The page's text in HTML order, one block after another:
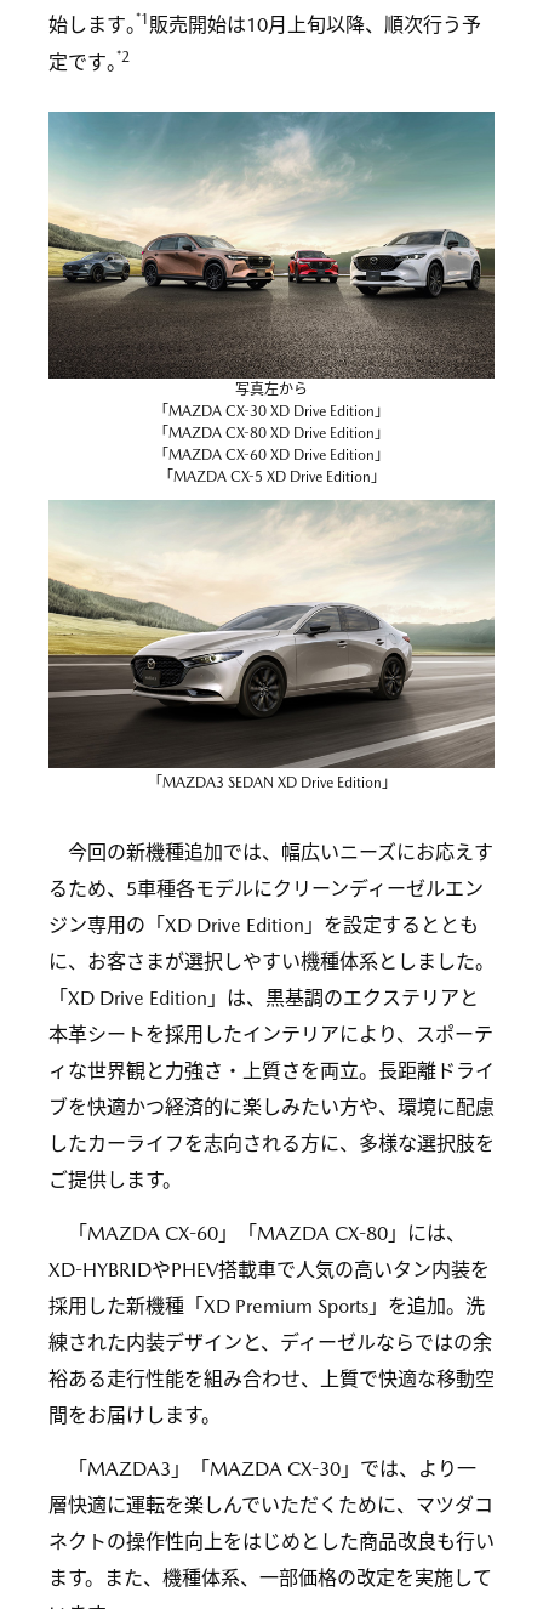
始します。*1 販売開始は10月上旬以降、順次行う予
定です。*2
写真左から
「MAZDA CX-30 XD Drive Edition」
「MAZDA CX-80 XD Drive Edition」
「MAZDA CX-60 XD Drive Edition」
「MAZDA CX-5 XD Drive Edition」
「MAZDA3 SEDAN XD Drive Edition」
今回の新機種追加では、幅広いニーズにお応えす
るため、5車種各モデルにクリーンディーゼルエン
ジン専用の「XD Drive Edition」を設定するととも
に、お客さまが選択しやすい機種体系としました。
「XD Drive Edition」は、黒基調のエクステリアと
本革シートを採用したインテリアにより、スポーテ
ィな世界観と力強さ・上質さを両立。長距離ドライ
ブを快適かつ経済的に楽しみたい方や、環境に配慮
したカーライフを志向される方に、多様な選択肢を
ご提供します。
「MAZDA CX-60」「MAZDA CX-80」には、
XD-HYBRIDやPHEV搭載車で人気の高いタン内装を
採用した新機種「XD Premium Sports」を追加。洗
練された内装デザインと、ディーゼルならではの余
裕ある走行性能を組み合わせ、上質で快適な移動空
間をお届けします。
「MAZDA3」「MAZDA CX-30」では、より一
層快適に運転を楽しんでいただくために、マツダコ
ネクトの操作性向上をはじめとした商品改良も行い
ます。また、機種体系、一部価格の改定を実施して